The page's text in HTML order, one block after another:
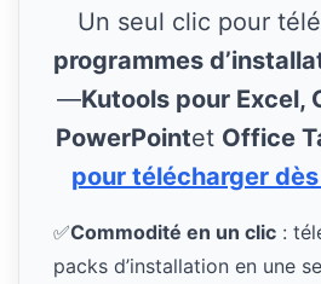
Un seul clic pour
programmes
—Kutools pour Excel,
PowerPointet Office
pour télécharger
✅Commodité en un clic :
packs d’installation en une